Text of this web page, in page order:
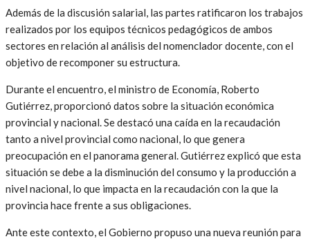
Además de la discusión salarial, las partes ratificaron los trabajos
realizados por los equipos técnicos pedagógicos de ambos
sectores en relación al análisis del nomenclador docente, con el
objetivo de recomponer su estructura.
Durante el encuentro, el ministro de Economía, Roberto
Gutiérrez, proporcionó datos sobre la situación económica
provincial y nacional. Se destacó una caída en la recaudación
tanto a nivel provincial como nacional, lo que genera
preocupación en el panorama general. Gutiérrez explicó que esta
situación se debe a la disminución del consumo y la producción a
nivel nacional, lo que impacta en la recaudación con la que la
provincia hace frente a sus obligaciones.
Ante este contexto, el Gobierno propuso una nueva reunión para